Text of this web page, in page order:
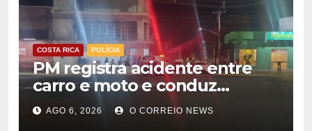
COSTA RICA POLÍCIA
PM registra acidente entre
carro e moto e conduz
motorista à Delegacia em
Costa Rica
AGO 6, 2026 O CORREIO NEWS